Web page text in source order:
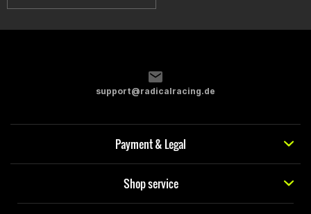
support@radicalracing.de
Payment & Legal
Shop service